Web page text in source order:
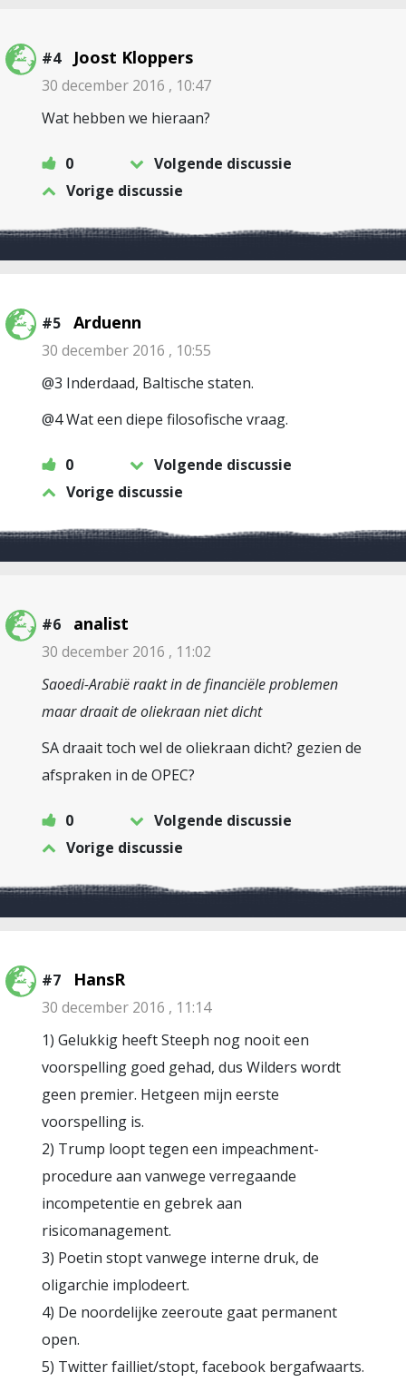
#4 Joost Kloppers
30 december 2016 , 10:47
Wat hebben we hieraan?
0
Volgende discussie
Vorige discussie
#5 Arduenn
30 december 2016 , 10:55
@3 Inderdaad, Baltische staten.
@4 Wat een diepe filosofische vraag.
0
Volgende discussie
Vorige discussie
#6 analist
30 december 2016 , 11:02
Saoedi-Arabië raakt in de financiële problemen
maar draait de oliekraan niet dicht
SA draait toch wel de oliekraan dicht? gezien de
afspraken in de OPEC?
0
Volgende discussie
Vorige discussie
#7 HansR
30 december 2016 , 11:14
1) Gelukkig heeft Steeph nog nooit een
voorspelling goed gehad, dus Wilders wordt
geen premier. Hetgeen mijn eerste
voorspelling is.
2) Trump loopt tegen een impeachment-
procedure aan vanwege verregaande
incompetentie en gebrek aan
risicomanagement.
3) Poetin stopt vanwege interne druk, de
oligarchie implodeert.
4) De noordelijke zeeroute gaat permanent
open.
5) Twitter failliet/stopt, facebook bergafwaarts.